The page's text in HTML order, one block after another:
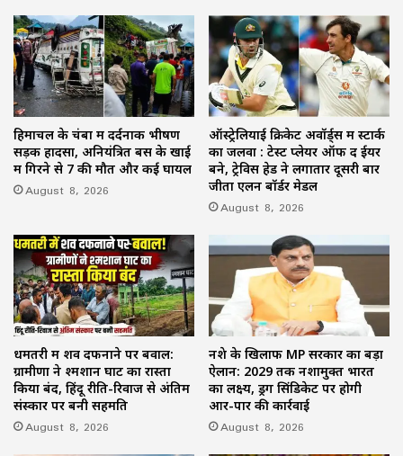
हिमाचल के चंबा में दर्दनाक भीषण
सड़क हादसा, अनियंत्रित बस के खाई
में गिरने से 7 की मौत और कई घायल
August 8, 2026
ऑस्ट्रेलियाई क्रिकेट अवॉर्ड्स में स्टार्क
का जलवा : टेस्ट प्लेयर ऑफ द ईयर
बने, ट्रेविस हेड ने लगातार दूसरी बार
जीता एलन बॉर्डर मेडल
August 8, 2026
धमतरी में शव दफनाने पर बवाल:
ग्रामीणों ने श्मशान घाट का रास्ता
किया बंद, हिंदू रीति-रिवाज से अंतिम
संस्कार पर बनी सहमति
August 8, 2026
नशे के खिलाफ MP सरकार का बड़ा
ऐलान: 2029 तक नशामुक्त भारत
का लक्ष्य, ड्रग सिंडिकेट पर होगी
आर-पार की कार्रवाई
August 8, 2026